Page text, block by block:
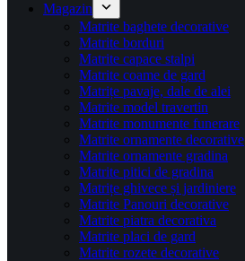
Magazin
Matrite baghete decorative
Matrite borduri
Matrite capace stalpi
Matrite coame de gard
Matrițe pavaje, dale de alei
Matrite model travertin
Matrite monumente funerare
Matrite ornamente decorative
Matrite ornamente gradina
Matrite pitici de gradina
Matrițe ghivece și jardiniere
Matrite Panouri decorative
Matrite piatra decorativa
Matrite placi de gard
Matrite rozete decorative